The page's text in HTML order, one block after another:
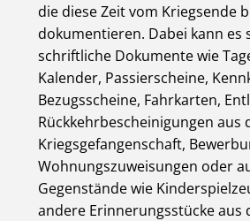
die diese Zeit vom Kriegsende
dokumentieren. Dabei kann es
schriftliche Dokumente wie
Kalender, Passierscheine,
Bezugsscheine, Fahrkarten,
Rückkehrbescheinigungen aus
Kriegsgefangenschaft,
Wohnungszuweisungen oder
Gegenstände wie
andere Erinnerungsstücke aus